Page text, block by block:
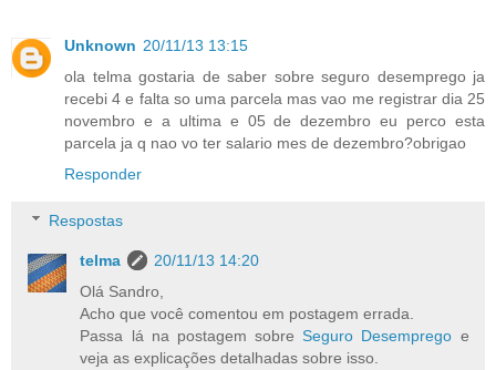
Unknown 20/11/13 13:15
ola telma gostaria de saber sobre seguro desemprego ja
recebi 4 e falta so uma parcela mas vao me registrar dia 25
novembro e a ultima e 05 de dezembro eu perco esta
parcela ja q nao vo ter salario mes de dezembro?obrigao
Responder
Respostas
telma
20/11/13 14:20
Olá Sandro,
Acho que você comentou em postagem errada.
Passa lá na postagem sobreSeguro Desemprego e
veja as explicações detalhadas sobre isso.